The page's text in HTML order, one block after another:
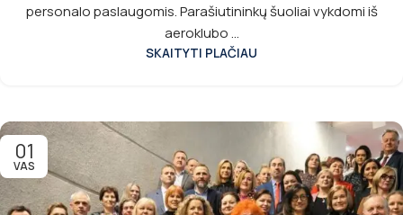
personalo paslaugomis. Parašiutininkų šuoliai vykdomi iš
aeroklubo ...
SKAITYTI PLAČIAU
01
VAS